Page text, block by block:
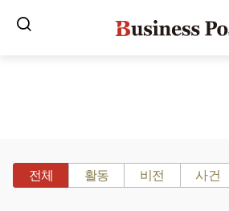
전체 활동 비전 사건